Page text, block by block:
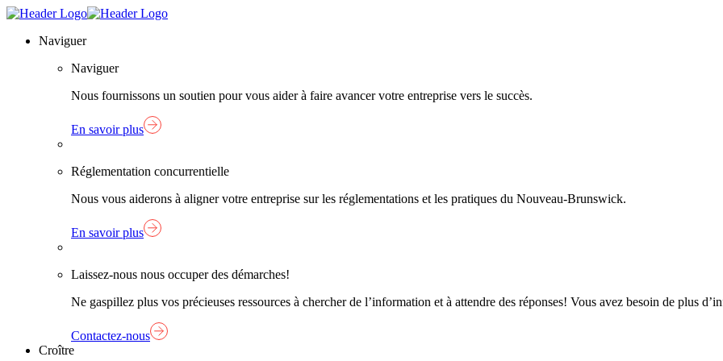
Skip
content
Lien
Naviguer
Naviguer
Nous fournissons un soutien pour vous aider à faire avancer votre entreprise vers le succès.
En savoir plus
Réglementation concurrentielle
Nous vous aiderons à aligner votre entreprise sur les réglementations et les pratiques du Nouveau-Brunswick.
En savoir plus
Laissez-nous nous occuper des démarches!
Ne gaspillez plus vos précieuses ressources à chercher de l’information et à attendre des réponses! Vous avez besoin de plus
Contactez-nous
Croître